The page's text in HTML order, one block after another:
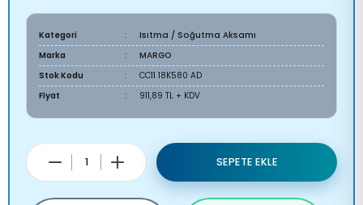
Kategori
Isıtma / Soğutma Aksamı
Marka
MARGO
Stok Kodu
CC11 18K580 AD
Fiyat
911,89 TL + KDV
SEPETE EKLE